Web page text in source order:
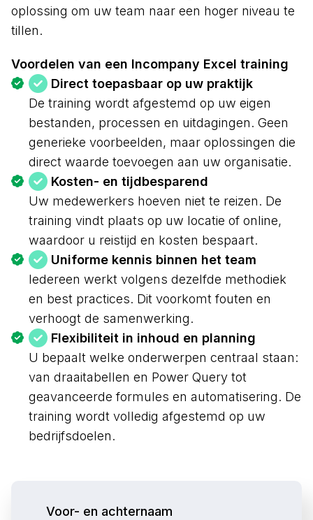
oplossing om uw team naar een hoger niveau te
tillen.
Voordelen van een Incompany Excel training
Direct toepasbaar op uw praktijk
De training wordt afgestemd op uw eigen
bestanden, processen en uitdagingen. Geen
generieke voorbeelden, maar oplossingen die
direct waarde toevoegen aan uw organisatie.
Kosten- en tijdbesparend
Uw medewerkers hoeven niet te reizen. De
training vindt plaats op uw locatie of online,
waardoor u reistijd en kosten bespaart.
Uniforme kennis binnen het team
Iedereen werkt volgens dezelfde methodiek
en best practices. Dit voorkomt fouten en
verhoogt de samenwerking.
Flexibiliteit in inhoud en planning
U bepaalt welke onderwerpen centraal staan:
van draaitabellen en Power Query tot
geavanceerde formules en automatisering. De
training wordt volledig afgestemd op uw
bedrijfsdoelen.
Voor- en achternaam